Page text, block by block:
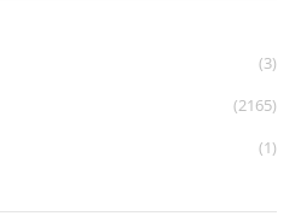
(3)
(2165)
(1)